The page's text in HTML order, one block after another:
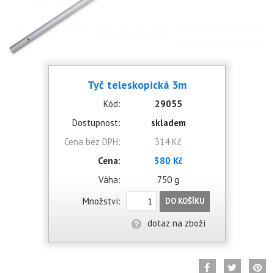
Tyč teleskopická 3m
Kód:
29055
Dostupnost:
skladem
Cena bez DPH:
314 Kč
Cena:
380 Kč
Váha:
750 g
Množství:
DO KOŠÍKU
dotaz na zboží